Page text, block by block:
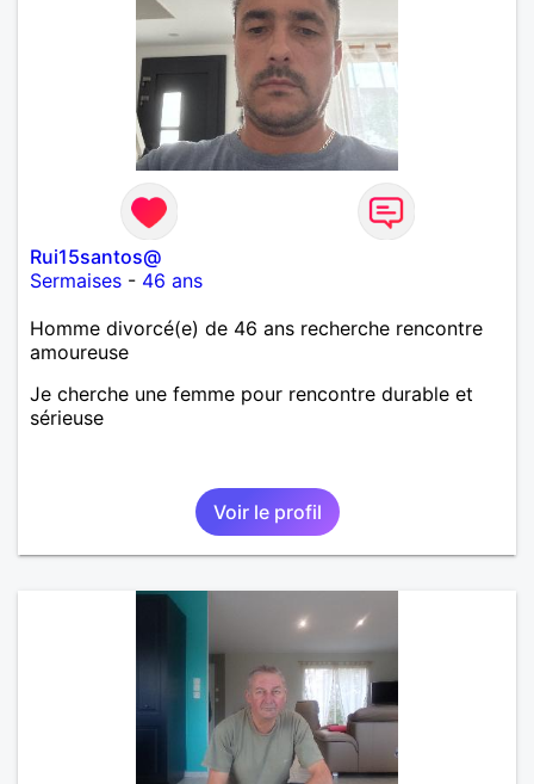
Rui15santos@
Sermaises - 46 ans
Homme divorcé(e) de 46 ans recherche rencontre
amoureuse
Je cherche une femme pour rencontre durable et
sérieuse
Voir le profil